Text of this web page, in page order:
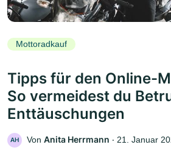
Mottoradkauf
Tipps für den Online-
So vermeidest du
Enttäuschungen
AH Von Anita Herrmann ‧ 21. Januar